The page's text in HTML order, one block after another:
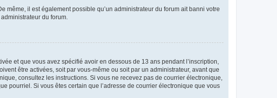
même, il est également possible qu’un administrateur du forum ait banni votre
du forum.
et que vous avez spécifié avoir en dessous de 13 ans pendant l’inscription,
être activées, soit par vous-même ou soit par un administrateur, avant que
consultez les instructions. Si vous ne recevez pas de courrier électronique,
pourriel. Si vous êtes certain que l’adresse de courrier électronique que vous